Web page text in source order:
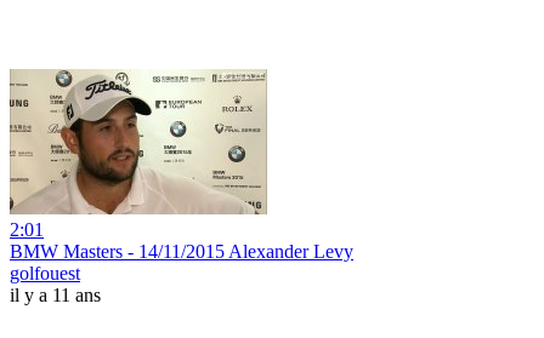
2:01
BMW Masters - 14/11/2015 Alexander Levy
golfouest
il y a 11 ans